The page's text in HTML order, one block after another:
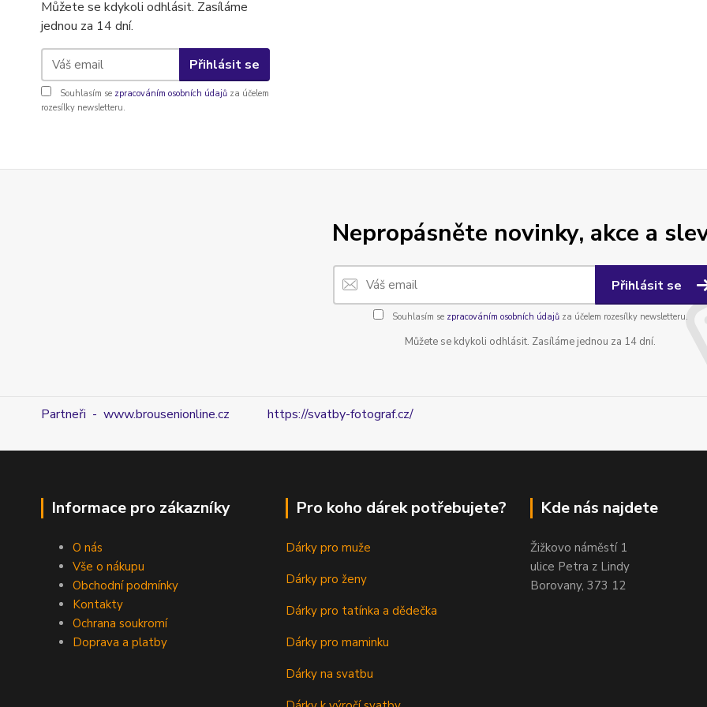
Můžete se kdykoli odhlásit. Zasíláme
jednou za 14 dní.
Přihlásit se
Souhlasím se zpracováním osobních údajů za účelem
rozesílky newsletteru.
Nepropásněte novinky, akce a
Přihlásit se
Souhlasím se zpracováním osobních údajůza účelem rozesílky newsletteru.
Můžete se kdykoli odhlásit. Zasíláme jednou za 14 dní.
Partneři - www.brousenionline.cz https://svatby-fotograf.cz/
Informace pro zákazníky
O nás
Vše o nákupu
Obchodní podmínky
Kontakty
Ochrana soukromí
Doprava a platby
Pro koho dárek potřebujete?
Dárky pro muže
Dárky pro ženy
Dárky pro tatínka a dědečka
Dárky pro maminku
Dárky na svatbu
Kde nás najdete
Žižkovo náměstí 1
ulice Petra z Lindy
Borovany, 373 12